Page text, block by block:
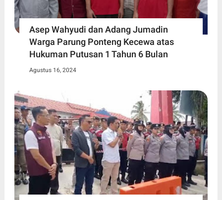
Asep Wahyudi dan Adang Jumadin
Warga Parung Ponteng Kecewa atas
Hukuman Putusan 1 Tahun 6 Bulan
Agustus 16, 2024